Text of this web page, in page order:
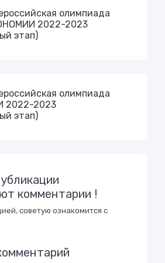
олимпиада
2022-2023
этап)
олимпиада
2022-2023
этап)
комментарии !
советую ознакомится с